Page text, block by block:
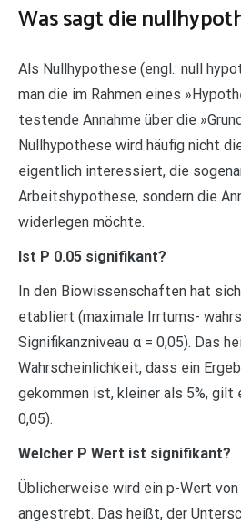
Was sagt die
Als Nullhypothese (engl.: null
man die im Rahmen eines
testende Annahme über die
Nullhypothese wird häufig nicht
eigentlich interessiert, die
Arbeitshypothese, sondern die
widerlegen möchte.
Ist P 0.05 signifikant?
In den Biowissenschaften hat
etabliert (maximale Irrtums-
Signifikanzniveau α = 0,05). Das
Wahrscheinlichkeit, dass ein
gekommen ist, kleiner als 5%, gilt
0,05).
Welcher P Wert ist signifikant?
Üblicherweise wird ein p-Wert von
angestrebt. Das heißt, der